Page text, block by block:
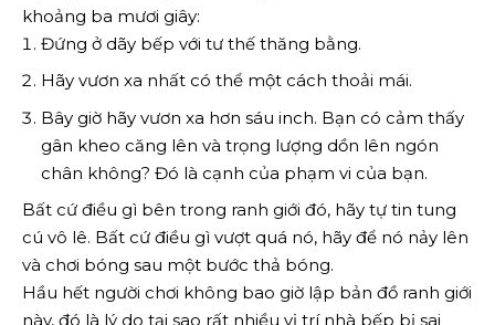
khoảng ba mươi giây:
Đứng ở dãy bếp với tư thế thăng bằng.
Hãy vươn xa nhất có thể một cách thoải mái.
Bây giờ hãy vươn xa hơn sáu inch. Bạn có cảm thấy
gân kheo căng lên và trọng lượng dồn lên ngón
chân không? Đó là cạnh của phạm vi của bạn.
Bất cứ điều gì bên trong ranh giới đó, hãy tự tin tung
cú vô lê. Bất cứ điều gì vượt quá nó, hãy để nó nảy lên
và chơi bóng sau một bước thả bóng.
Hầu hết người chơi không bao giờ lập bản đồ ranh giới
này, đó là lý do tại sao rất nhiều vị trí nhà bếp bị sai